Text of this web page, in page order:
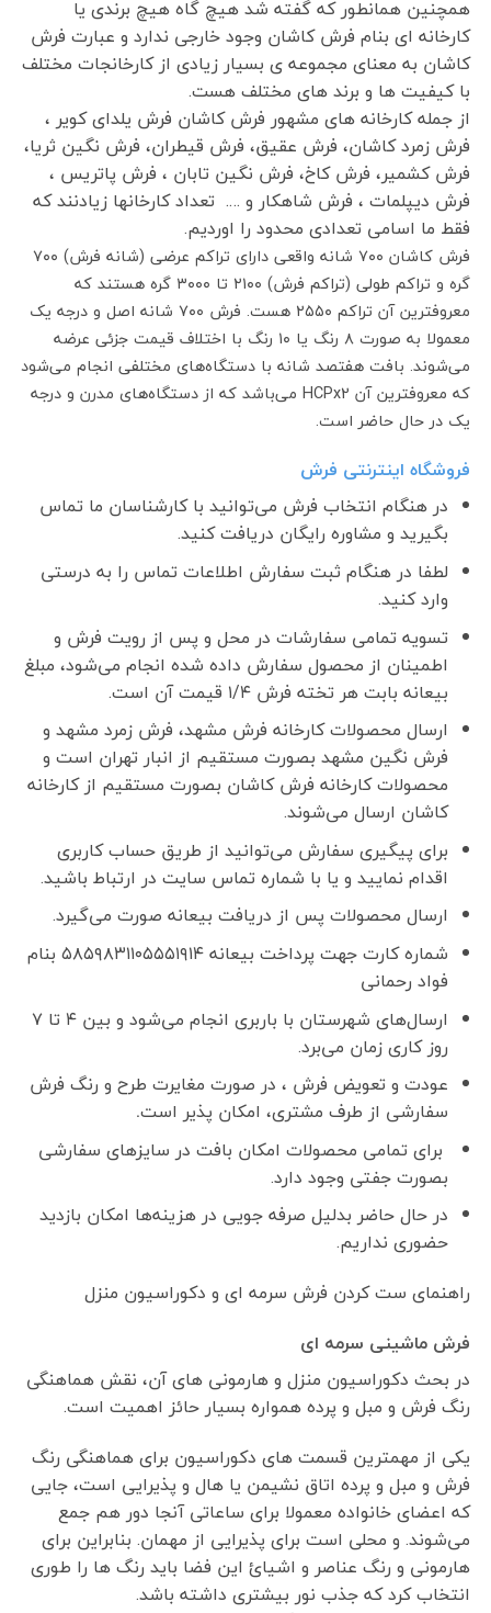
همچنین همانطور که گفته شد هیچ گاه هیچ برندی یا
کارخانه ای بنام فرش کاشان وجود خارجی ندارد و عبارت فرش
کاشان به معنای مجموعه ی بسیار زیادی از کارخانجات مختلف
با کیفیت ها و برند های مختلف هست.
از جمله کارخانه های مشهور فرش کاشان فرش یلدای کویر ،
فرش زمرد کاشان، فرش عقیق، فرش قیطران، فرش نگین ثریا،
فرش کشمیر، فرش کاخ، فرش نگین تابان ، فرش پاتریس ،
فرش دیپلمات ، فرش شاهکار و …. تعداد کارخانها زیادنند که
فقط ما اسامی تعدادی محدود را اوردیم.
فرش کاشان ۷۰۰ شانه واقعی دارای تراکم عرضی (شانه فرش) ۷۰۰
گره و تراکم طولی (تراکم فرش) ۲۱۰۰ تا ۳۰۰۰ گره هستند که
معروفترین آن تراکم ۲۵۵۰ هست. فرش ۷۰۰ شانه اصل و درجه یک
معمولا به صورت ۸ رنگ یا ۱۰ رنگ با اختلاف قیمت جزئی عرضه
می‌شوند. بافت هفتصد شانه با دستگاه‌های مختلفی انجام می‌شود
که معروفترین آن HCPx2 می‌باشد که از دستگاه‌های مدرن و درجه
یک در حال حاضر است.
فروشگاه اینترنتی فرش
در هنگام انتخاب فرش می‌توانید با کارشناسان ما تماس
بگیرید و مشاوره رایگان دریافت کنید.
لطفا در هنگام ثبت سفارش اطلاعات تماس را به درستی
وارد کنید.
تسویه تمامی سفارشات در محل و پس از رویت فرش و
اطمینان از محصول سفارش داده شده انجام می‌شود، مبلغ
بیعانه بابت هر تخته فرش ۱/۴ قیمت آن است.
ارسال محصولات کارخانه فرش مشهد، فرش زمرد مشهد و
فرش نگین مشهد بصورت مستقیم از انبار تهران است و
محصولات کارخانه فرش کاشان بصورت مستقیم از کارخانه
کاشان ارسال می‌شوند.
برای پیگیری سفارش می‌توانید از طریق حساب کاربری
اقدام نمایید و یا با شماره تماس سایت در ارتباط باشید.
ارسال محصولات پس از دریافت بیعانه صورت می‌گیرد.
شماره کارت جهت پرداخت بیعانه ۵۸۵۹۸۳۱۱۰۵۵۵۱۹۱۴ بنام
فواد رحمانی
ارسال‌های شهرستان با باربری انجام می‌شود و بین ۴ تا ۷
روز کاری زمان می‌برد.
عودت و تعویض فرش ، در صورت مغایرت طرح و رنگ فرش
سفارشی از طرف مشتری، امکان پذیر است.
برای تمامی محصولات امکان بافت در سایزهای سفارشی
بصورت جفتی وجود دارد.
در حال حاضر بدلیل صرفه جویی در هزینه‌ها امکان بازدید
حضوری نداریم.
راهنمای ست کردن فرش سرمه ای و دکوراسیون منزل
فرش ماشینی سرمه ای
در بحث دکوراسیون منزل و هارمونی های آن، نقش هماهنگی
رنگ فرش و مبل و پرده همواره بسیار حائز اهمیت است.
یکی از مهمترین قسمت های دکوراسیون برای هماهنگی رنگ
فرش و مبل و پرده اتاق نشیمن یا هال و پذیرایی است، جایی
که اعضای خانواده معمولا برای ساعاتی آنجا دور هم جمع
می‌شوند. و محلی است برای پذیرایی از مهمان. بنابراین برای
هارمونی و رنگ عناصر و اشیائ این فضا باید رنگ ها را طوری
انتخاب کرد که جذب نور بیشتری داشته باشد.